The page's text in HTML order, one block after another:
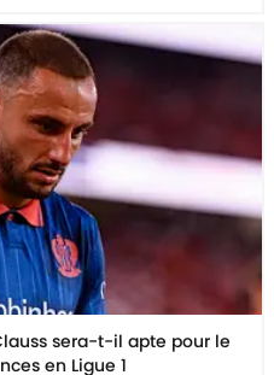
sera-t-il apte pour le
en Ligue 1